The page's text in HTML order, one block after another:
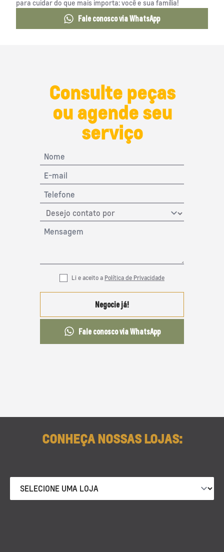
para cuidar do que mais importa: você e sua família!
Fale conosco via WhatsApp
Consulte peças
ou agende seu
serviço
Li e aceito a Política de Privacidade
Negocie já!
Fale conosco via WhatsApp
CONHEÇA NOSSAS LOJAS: